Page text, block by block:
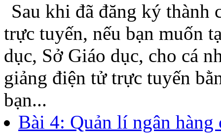
Sau khi đã đăng ký thành
trực tuyến, nếu bạn muốn
dục, Sở Giáo dục, cho cá
giảng điện tử trực tuyến
bạn...
Bài 4: Quản lí ngân